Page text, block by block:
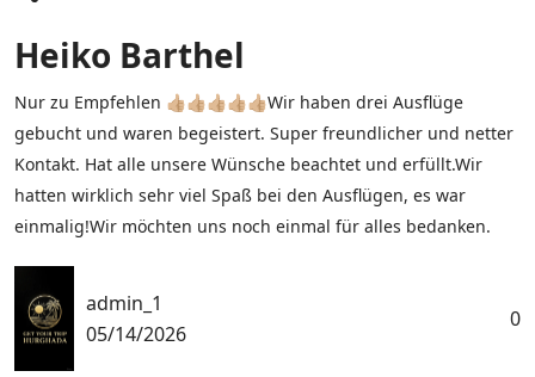
Heiko Barthel
Nur zu Empfehlen 👍🏼👍🏼👍🏼👍🏼👍🏼Wir haben drei Ausflüge
gebucht und waren begeistert. Super freundlicher und netter
Kontakt. Hat alle unsere Wünsche beachtet und erfüllt.Wir
hatten wirklich sehr viel Spaß bei den Ausflügen, es war
einmalig!Wir möchten uns noch einmal für alles bedanken.
admin_1
05/14/2026
0